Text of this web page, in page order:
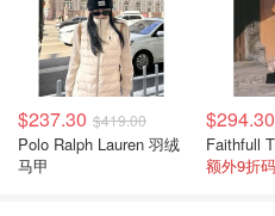
$237.30 $419.00
Polo Ralph Lauren 羽绒
马甲
$294.30